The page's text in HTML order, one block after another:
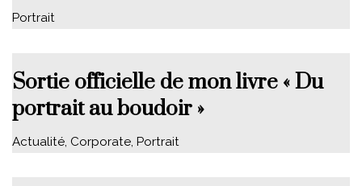
Portrait
Sortie officielle de mon livre « Du
portrait au boudoir »
Actualité, Corporate, Portrait